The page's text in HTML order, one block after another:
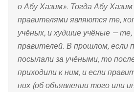
о Абу Хазим». Тогда Абу
правителями являются те,
учёных, и худшие учёные —
правителей. В прошлом, если
посылали за учёными, то
приходили к ним, и если
них (об объявлении того или